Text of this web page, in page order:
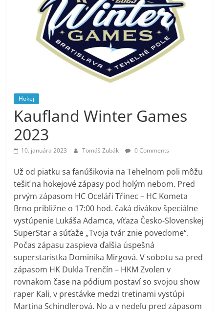
Hokej
Kaufland Winter Games
2023
10. januára 2023 Tomáš Zubák 0 Comments
Už od piatku sa fanúšikovia na Tehelnom poli môžu
tešiť na hokejové zápasy pod holým nebom. Pred
prvým zápasom HC Oceláři Třinec – HC Kometa
Brno približne o 17:00 hod. čaká divákov špeciálne
vystúpenie Lukáša Adamca, víťaza Česko-Slovenskej
SuperStar a súťaže „Tvoja tvár znie povedome“.
Počas zápasu zaspieva ďalšia úspešná
superstaristka Dominika Mirgová. V sobotu sa pred
zápasom HK Dukla Trenčín – HKM Zvolen v
rovnakom čase na pódium postaví so svojou show
raper Kali, v prestávke medzi tretinami vystúpi
Martina Schindlerová. No a v nedeľu pred zápasom